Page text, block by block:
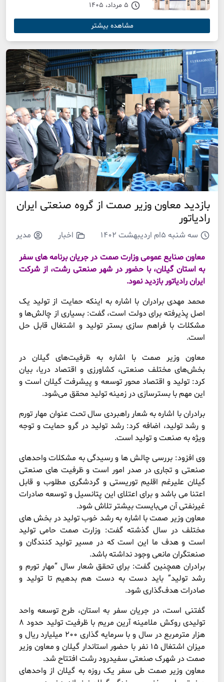
5 مرداد، 1405
مشاهده بیشتر
بازدید معاون وزیر صمت از گروه صنعتی ایران
رادیاتور
سه شنبه ۵ام اردیبهشت ۱۴۰۲ اخبار
مدیر
معاون صنایع عمومی وزارت صمت در جریان برنامه های سفر
به استان گیلان، با حضور در شهر صنعتی رشت، از شرکت
ایران رادیاتور بازدید نمود.
محمد مهدی برادران با اشاره به اینکه حمایت از تولید یک
اصل پذیرفته برای دولت است، گفت: بسیاری از چالش‌ها و
مشکلات با فراهم سازی بستر تولید و اشتغال قابل حل
است.
معاون وزیر صمت با اشاره به ظرفیت‌های گیلان در
بخش‌های مختلف صنعتی، کشاورزی و اقتصاد دریا، بیان
کرد: تولید و اقتصاد محور توسعه و پیشرفت گیلان است و
این مهم با بسترسازی در زمینه تولید محقق می‌شود.
برادران با اشاره به شعار راهبردی سال تحت عنوان مهار تورم
و رشد تولید، اضافه کرد: رشد تولید در گرو حمایت و توجه
ویژه به صنعت و تولید است.
وی افزود: بررسی چالش ها و رسیدگی به مشکلات واحدهای
صنعتی و تجاری در صدر امور است و ظرفیت های صنعتی
گیلان علیرغم اقلیم توریستی و گردشگری مطلوب و قابل
اعتنا می باشد و برای اعتلای این پتانسیل و توسعه صادرات
غیرنفتی آن می‌بایست بیشتر تلاش شود.
معاون وزیر صمت با اشاره به رشد خوب تولید در بخش های
مختلف در سال گذشته گفت: وزارت صمت حامی تولید
است و هدف ما این است که در مسیر تولید کنندگان و
صنعتگران مانعی وجود نداشته باشد.
برادران همچنین گفت: برای تحقق شعار سال “مهار تورم و
رشد تولید” باید دست به دست هم بدهیم تا تولید و
صادرات هدف‌گذاری شود.
گفتنی است، در جریان سفر به استان، طرح توسعه واحد
تولیدی روکش ملامینه آرین مریم با ظرفیت تولید حدود ۸
هزار مترمربع در سال و با سرمایه گذاری ۲۰۰ میلیارد ریال و
میزان اشتغال ۱۵ نفر با حضور استاندار گیلان و معاون وزیر
صمت در شهرک صنعتی سفیدرود رشت افتتاح شد.
معاون وزیر صمت طی سفر یک روزه به گیلان از واحدهای